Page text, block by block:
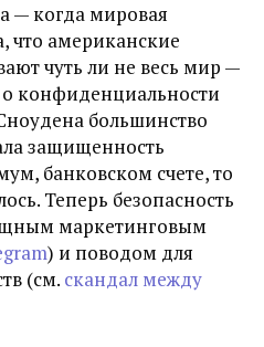
— когда мировая
что американские
чуть ли не весь мир —
о конфиденциальности
большинство
защищенность
банковском счете, то
Теперь безопасность
маркетинговым
) и поводом для
(см. скандал между